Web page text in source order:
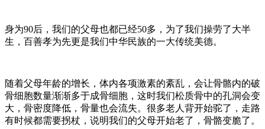
身为90后，我们的父母也都已经50多，为了我们操劳了大半
生，百善孝为先更是我们中华民族的一大传统美德。
随着父母年龄的增长，体内各项激素的紊乱，会让骨骼内的破
骨细胞数量渐渐多于成骨细胞，这时我们松质骨中的孔洞会变
大，骨密度降低，骨量也会流失。很多老人背开始驼了，走路
有时候都需要拐杖，说明我们的父母开始老了，骨骼变脆了。